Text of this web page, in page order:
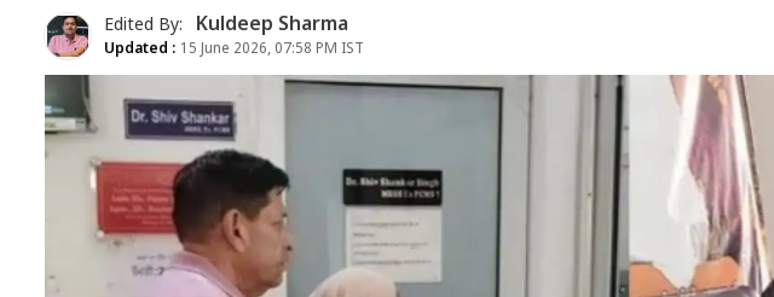
Edited By: Kuldeep Sharma
Updated : 15 June 2026, 07:58 PM IST